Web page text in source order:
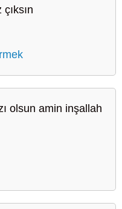
olsun amin inşallah